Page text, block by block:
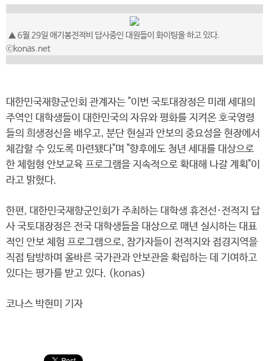
▲ 6월 29일 애기봉전적비 답사중인 대원들이 화이팅을 하고 있다.
ⓒkonas.net
대한민국재향군인회 관계자는 "이번 국토대장정은 미래 세대의
주역인 대학생들이 대한민국의 자유와 평화를 지켜온 호국영령
들의 희생정신을 배우고, 분단 현실과 안보의 중요성을 현장에서
체감할 수 있도록 마련됐다"며 "향후에도 청년 세대를 대상으로
한 체험형 안보교육 프로그램을 지속적으로 확대해 나갈 계획"이
라고 밝혔다.
한편, 대한민국재향군인회가 주최하는 대학생 휴전선·전적지 답
사 국토대장정은 전국 대학생들을 대상으로 매년 실시하는 대표
적인 안보 체험 프로그램으로, 참가자들이 전적지와 접경지역을
직접 탐방하며 올바른 국가관과 안보관을 확립하는 데 기여하고
있다는 평가를 받고 있다. (konas)
코나스 박현미 기자